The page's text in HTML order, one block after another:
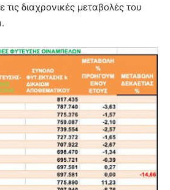
τις διαχρονικές μεταβολές του